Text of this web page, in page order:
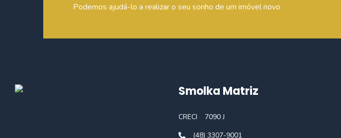
Podemos ajudá-lo a realizar o seu sonho de um imóvel novo
Smolka Matriz
CRECI
7090 J
(48) 3307-9001